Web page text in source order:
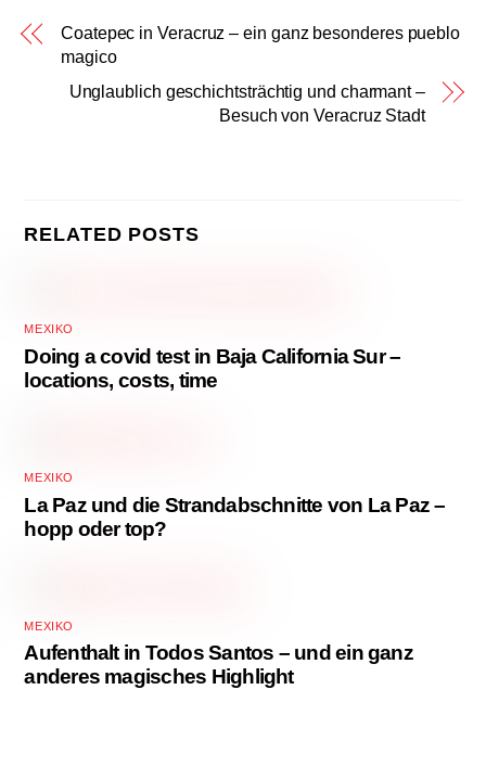
Coatepec in Veracruz – ein ganz besonderes pueblo
magico
Unglaublich geschichtsträchtig und charmant –
Besuch von Veracruz Stadt
RELATED POSTS
MEXIKO
Doing a covid test in Baja California Sur –
locations, costs, time
MEXIKO
La Paz und die Strandabschnitte von La Paz –
hopp oder top?
MEXIKO
Aufenthalt in Todos Santos – und ein ganz
anderes magisches Highlight